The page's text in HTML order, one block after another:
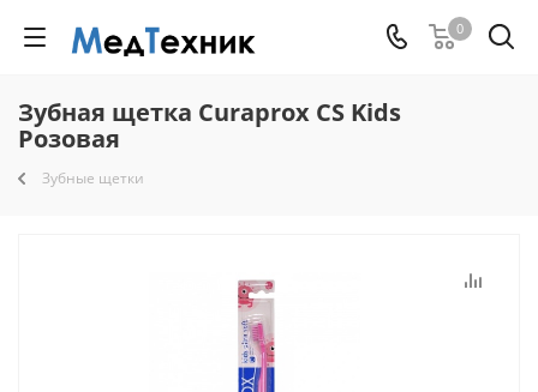
0
Зубная щетка Curaprox CS Kids
Розовая
Зубные щетки